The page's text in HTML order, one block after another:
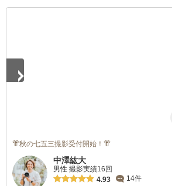
👘秋の七五三撮影受付開始！👘
中澤紘大
男性 撮影実績16回
4.93
14件